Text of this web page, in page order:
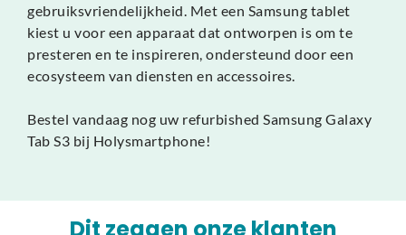
gebruiksvriendelijkheid. Met een Samsung tablet
kiest u voor een apparaat dat ontworpen is om te
presteren en te inspireren, ondersteund door een
ecosysteem van diensten en accessoires.
Bestel vandaag nog uw refurbished Samsung Galaxy
Tab S3 bij Holysmartphone!